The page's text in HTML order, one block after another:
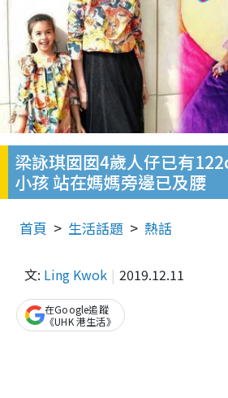
梁詠琪囡囡4歲人仔已有
小孩 站在媽媽旁邊已及腰
首頁 生活話題 熱話
文: Ling Kwok 2019.12.11
在Google追蹤
《UHK 港生活》